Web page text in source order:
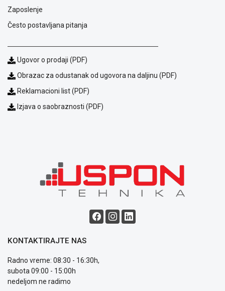
Blog
Način
plaćanja
Isporuka
Podrška
o
Provera
garancije
OUTLET
Zaposlenje
Često postavljana pitanja
Ugovor o prodaji (PDF)
Obrazac za odustanak od ugovora na daljinu (PDF)
Reklamacioni list (PDF)
Izjava o saobraznosti (PDF)
KONTAKTIRAJTE NAS
Radno vreme: 08:30 - 16:30h,
subota 09:00 - 15:00h
nedeljom ne radimo